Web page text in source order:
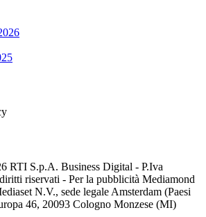
RTI S.p.A. Business Digital - P.Iva
riservati - Per la pubblicità Mediamond
N.V., sede legale Amsterdam (Paesi
46, 20093 Cologno Monzese (MI)